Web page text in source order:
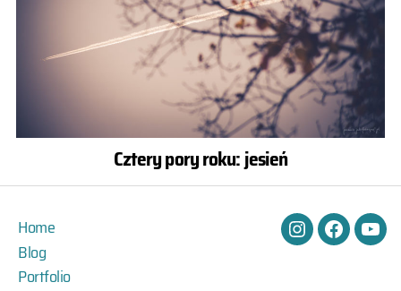
Cztery pory roku: jesień
Home
Blog
Portfolio
Instagram
Facebook